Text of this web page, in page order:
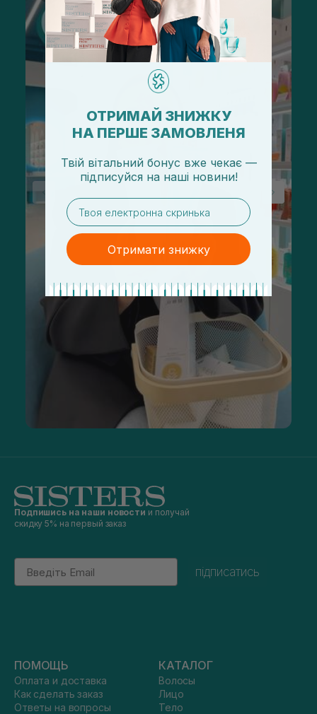
Подпишись на наши новости и получай
скидку 5% на первый заказ
Email
підписатись
ПОМОЩЬ
Оплата и доставка
Как сделать заказ
Ответы на вопросы
КАТАЛОГ
Волосы
Лицо
Тело
ОТРИМАЙ ЗНИЖКУ
НА ПЕРШЕ ЗАМОВЛЕНЯ
Твій вітальний бонус вже чекає —
підписуйся на наші новини!
email
Отримати знижку